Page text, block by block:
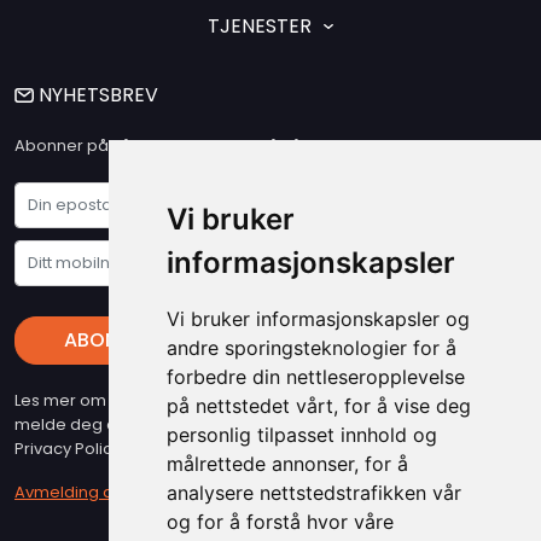
Vi bruker
informasjonskapsler
Vi bruker informasjonskapsler og
andre sporingsteknologier for å
forbedre din nettleseropplevelse
på nettstedet vårt, for å vise deg
personlig tilpasset innhold og
målrettede annonser, for å
analysere nettstedstrafikken vår
og for å forstå hvor våre
TJENESTER
NYHETSBREV
Abonner på vårt nyhetsbrev og få våre siste nyheter og tilbud
ABONNER
Les mer om vare "Privacy Policy" - Husk at du kan når som helst
melde deg av vart nyhetsbrev (beslyttet at reCAPTCHA, Google
Privacy Policy & Terms gjelder)
Avmelding av nyhetsbrev